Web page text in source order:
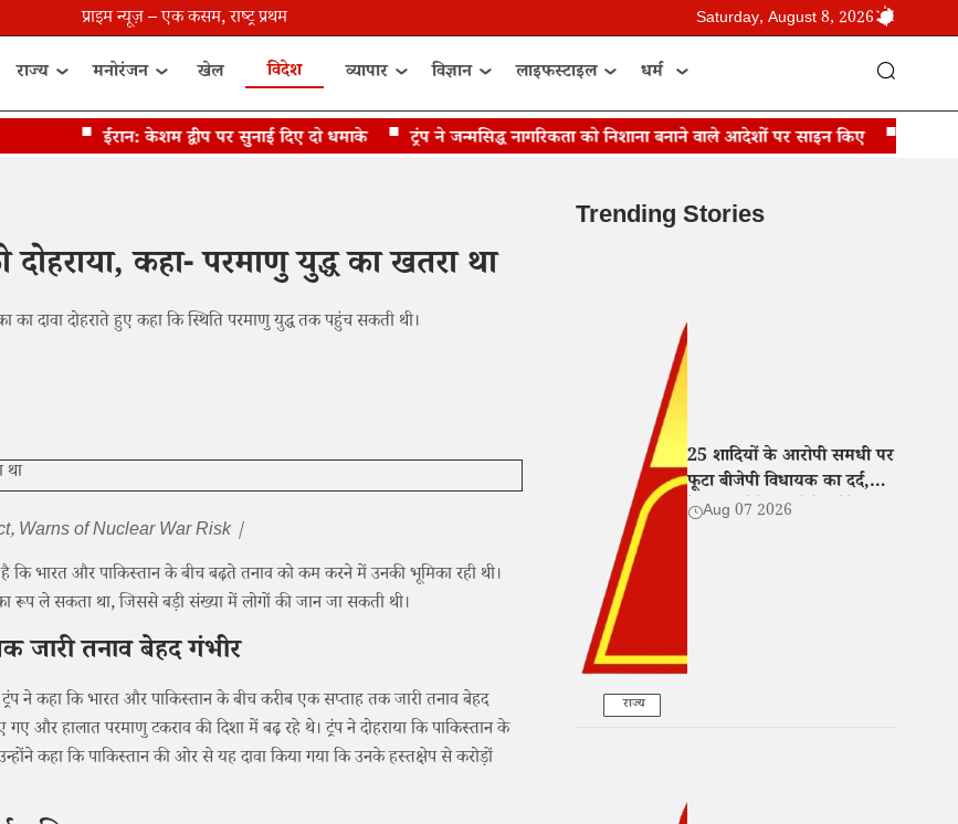
प्राइम न्यूज़ – एक कसम, राष्ट्र प्रथम Saturday, August 8, 2026
राज्य मनोरंजन खेल विदेश व्यापार विज्ञान लाइफस्टाइल धर्म
ईरान: केशम द्वीप पर सुनाई दिए दो धमाके ट्रंप ने जन्मसिद्ध नागरिकता को निशाना बनाने वाले आदेशों पर साइन किए डोनाल्ड
कहा- परमाणु युद्ध का खतरा था
का दावा दोहराते हुए कहा कि स्थिति परमाणु युद्ध तक पहुंच सकती थी।
Warns of Nuclear War Risk |
है कि भारत और पाकिस्तान के बीच बढ़ते तनाव को कम करने में उनकी भूमिका रही थी।
रूप ले सकता था, जिससे बड़ी संख्या में लोगों की जान जा सकती थी।
जारी तनाव बेहद गंभीर
ने कहा कि भारत और पाकिस्तान के बीच करीब एक सप्ताह तक जारी तनाव बेहद
गए और हालात परमाणु टकराव की दिशा में बढ़ रहे थे। ट्रंप ने दोहराया कि पाकिस्तान के
कहा कि पाकिस्तान की ओर से यह दावा किया गया कि उनके हस्तक्षेप से करोड़ों
Trending Stories
राज्य
25 शादियों के आरोपी समधी पर
फूटा बीजेपी विधायक का दर्द,
बेटी संग रोते हुए बोले- 'मेरे साथ
Aug 07 2026